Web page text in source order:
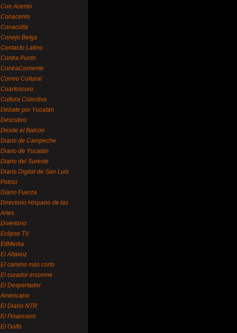
Con Acento
Conacento
Conaculta
Conejo Belga
Contacto Latino
Contra Punto
ContraCorriente
Correo Cultural
Cuartoscuro
Cultura Colectiva
Debate por Yucatán
Descubro
Desde el Balcón
Diario de Campeche
Diario de Yucatán
Diario del Sureste
Diario Digital de San Luis
Potosí
Diario Fuerza
Directorio Hispano de las
Artes
Divertorio
Eclipse TV
EitMedia
El Altavoz
El camino más corto
El curador insomne
El Despertador
Americano
El Diario NTR
El Financiero
El Golfo